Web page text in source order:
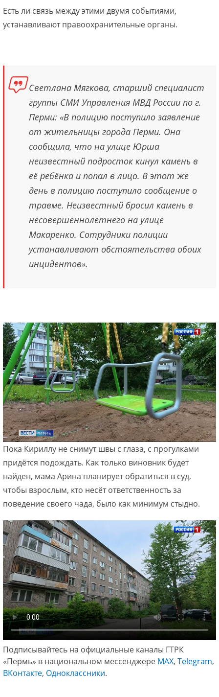
Есть ли связь между этими двумя событиями,
устанавливают правоохранительные органы.
Светлана Мягкова, старший специалист
группы СМИ Управления МВД России по г.
Перми: «В полицию поступило заявление
от жительницы города Перми. Она
сообщила, что на улице Юрша
неизвестный подросток кинул камень в
её ребёнка и попал в лицо. В этот же
день в полицию поступило сообщение о
травме. Неизвестный бросил камень в
несовершеннолетнего на улице
Макаренко. Сотрудники полиции
устанавливают обстоятельства обоих
инцидентов».
Пока Кириллу не снимут швы с глаза, с прогулками
придётся подождать. Как только виновник будет
найден, мама Арина планирует обратиться в суд,
чтобы взрослым, кто несёт ответственность за
поведение своего чада, было как минимум стыдно.
Подписывайтесь на официальные каналы ГТРК
«Пермь» в национальном мессенджере МАХ, Telegram,
ВКонтакте, Одноклассники.